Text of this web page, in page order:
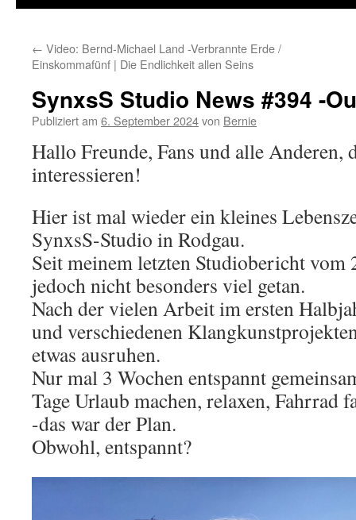
← Video: Bernd-Michael Land -Verbrannte Erde /
Einskommafünf | Die Endlichkeit allen Seins
SynxsS Studio News #394 -
Publiziert am 6. September 2024von Bernie
Hallo Freunde, Fans und alle Anderen,
interessieren!
Hier ist mal wieder ein kleines
SynxsS-Studio in Rodgau.
Seit meinem letzten Studiobericht vom
jedoch nicht besonders viel getan.
Nach der vielen Arbeit im ersten
und verschiedenen
etwas ausruhen.
Nur mal 3 Wochen entspannt
Tage Urlaub machen, relaxen,
-das war der Plan.
Obwohl, entspannt?